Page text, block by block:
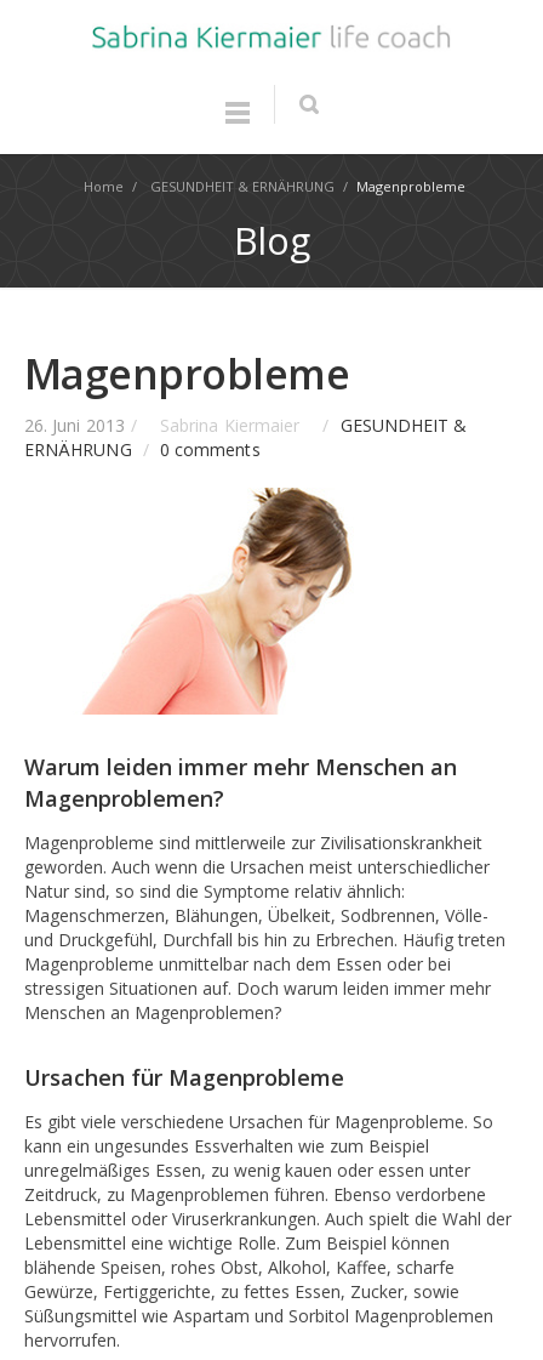
Home / GESUNDHEIT & ERNÄHRUNG / Magenprobleme
Blog
Magenprobleme
26. Juni 2013 / Sabrina Kiermaier / GESUNDHEIT &
ERNÄHRUNG / 0 comments
Warum leiden immer mehr Menschen an
Magenproblemen?
Magenprobleme sind mittlerweile zur Zivilisationskrankheit
geworden. Auch wenn die Ursachen meist unterschiedlicher
Natur sind, so sind die Symptome relativ ähnlich:
Magenschmerzen, Blähungen, Übelkeit, Sodbrennen, Völle-
und Druckgefühl, Durchfall bis hin zu Erbrechen. Häufig treten
Magenprobleme unmittelbar nach dem Essen oder bei
stressigen Situationen auf. Doch warum leiden immer mehr
Menschen an Magenproblemen?
Ursachen für Magenprobleme
Es gibt viele verschiedene Ursachen für Magenprobleme. So
kann ein ungesundes Essverhalten wie zum Beispiel
unregelmäßiges Essen, zu wenig kauen oder essen unter
Zeitdruck, zu Magenproblemen führen. Ebenso verdorbene
Lebensmittel oder Viruserkrankungen. Auch spielt die Wahl der
Lebensmittel eine wichtige Rolle. Zum Beispiel können
blähende Speisen, rohes Obst, Alkohol, Kaffee, scharfe
Gewürze, Fertiggerichte, zu fettes Essen, Zucker, sowie
Süßungsmittel wie Aspartam und Sorbitol Magenproblemen
hervorrufen.